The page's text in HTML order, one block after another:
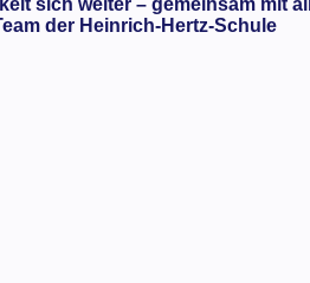
sich weiter – gemeinsam mit
der Heinrich-Hertz-Schule